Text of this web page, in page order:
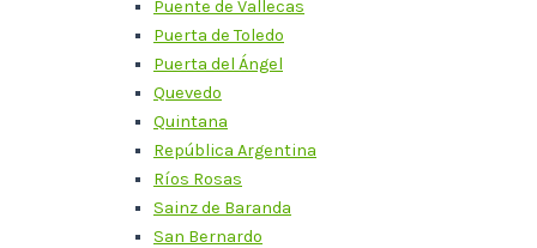
Puente de Vallecas
Puerta de Toledo
Puerta del Ángel
Quevedo
Quintana
República Argentina
Ríos Rosas
Sainz de Baranda
San Bernardo